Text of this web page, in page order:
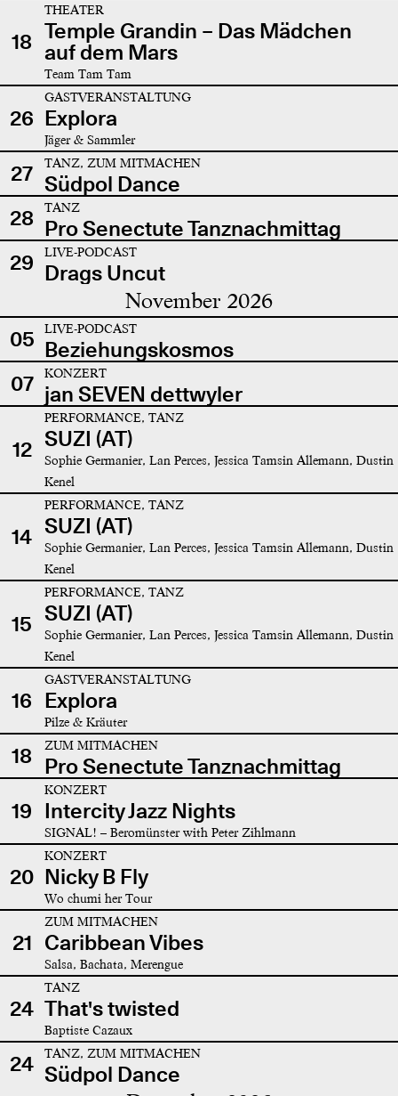
18
THEATER
Temple Grandin – Das Mädchen
auf dem Mars
Team Tam Tam
26
GASTVERANSTALTUNG
Explora
Jäger & Sammler
27 TANZ, ZUM MITMACHEN
Südpol Dance
28
TANZ
Pro Senectute Tanznachmittag
29
LIVE-PODCAST
Drags Uncut
November 2026
05 LIVE-PODCAST
Beziehungskosmos
07
KONZERT
jan SEVEN dettwyler
12
PERFORMANCE, TANZ
SUZI (AT)
Sophie Germanier, Lan Perces, Jessica Tamsin Allemann, Dustin
Kenel
14
PERFORMANCE, TANZ
SUZI (AT)
Sophie Germanier, Lan Perces, Jessica Tamsin Allemann, Dustin
Kenel
15
PERFORMANCE, TANZ
SUZI (AT)
Sophie Germanier, Lan Perces, Jessica Tamsin Allemann, Dustin
Kenel
16
GASTVERANSTALTUNG
Explora
Pilze & Kräuter
18 ZUM MITMACHEN
Pro Senectute Tanznachmittag
19
KONZERT
Intercity Jazz Nights
SIGNAL! – Beromünster with Peter Zihlmann
20
KONZERT
Nicky B Fly
Wo chumi her Tour
21
ZUM MITMACHEN
Caribbean Vibes
Salsa, Bachata, Merengue
24
TANZ
That's twisted
Baptiste Cazaux
24 TANZ, ZUM MITMACHEN
Südpol Dance